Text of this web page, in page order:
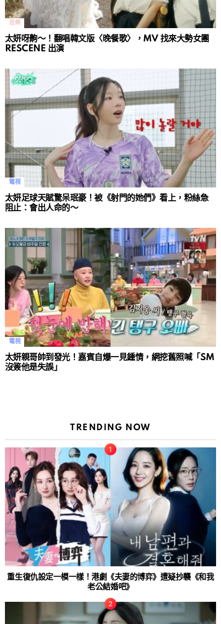
音樂
太妍呀齁～！翻唱韓文版〈晚餐歌〉，MV 找來大勢女團
RESCENE 出演
電視
太妍足球天賦驚呆珉豪！被《射門的她們》看上，粉絲急
阻止：會出人命的～
電視
太妍親哥帥到發光！嘉賓自爆一見鍾情，網挖舊照喊「SM
沒簽他是失誤」
TRENDING NOW
重生復仇設定一模一樣！港劇《夫妻的博弈》遭疑抄襲《和我
老公結婚吧》